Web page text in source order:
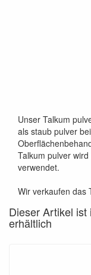
Unser Talkum
als staub pulver
Talkum pulver
verwendet.
Wir verkaufen das
Dieser Artikel
erhältlich